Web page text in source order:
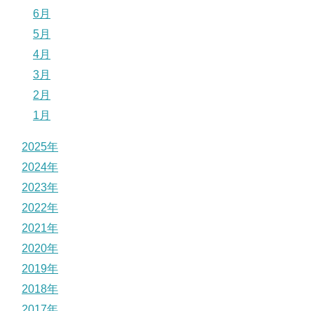
6月
5月
4月
3月
2月
1月
2025年
2024年
2023年
2022年
2021年
2020年
2019年
2018年